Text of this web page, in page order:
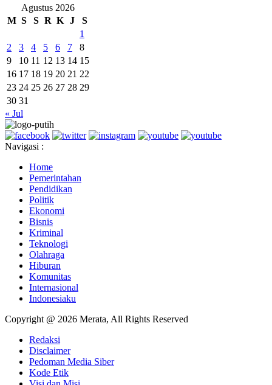
Agustus 2026
M S S R K J
S
1
2
3 4 5 6 7
8
9
10 11 12 13 14 15
16 17 18 19 20 21 22
23 24 25 26 27 28 29
30 31
« Jul
Navigasi :
Home
Pemerintahan
Pendidikan
Politik
Ekonomi
Bisnis
Kriminal
Teknologi
Olahraga
Hiburan
Komunitas
Internasional
Indonesiaku
Copyright @ 2026 Merata, All Rights Reserved
Redaksi
Disclaimer
Pedoman Media Siber
Kode Etik